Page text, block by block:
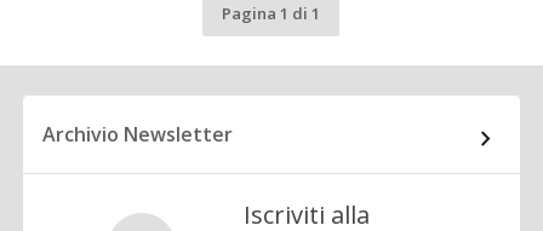
Pagina 1 di 1
Archivio Newsletter
Iscriviti alla